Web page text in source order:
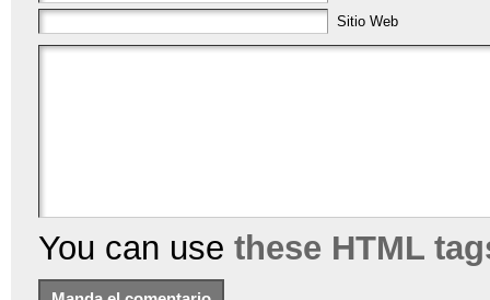
Sitio Web
You can use these HTML